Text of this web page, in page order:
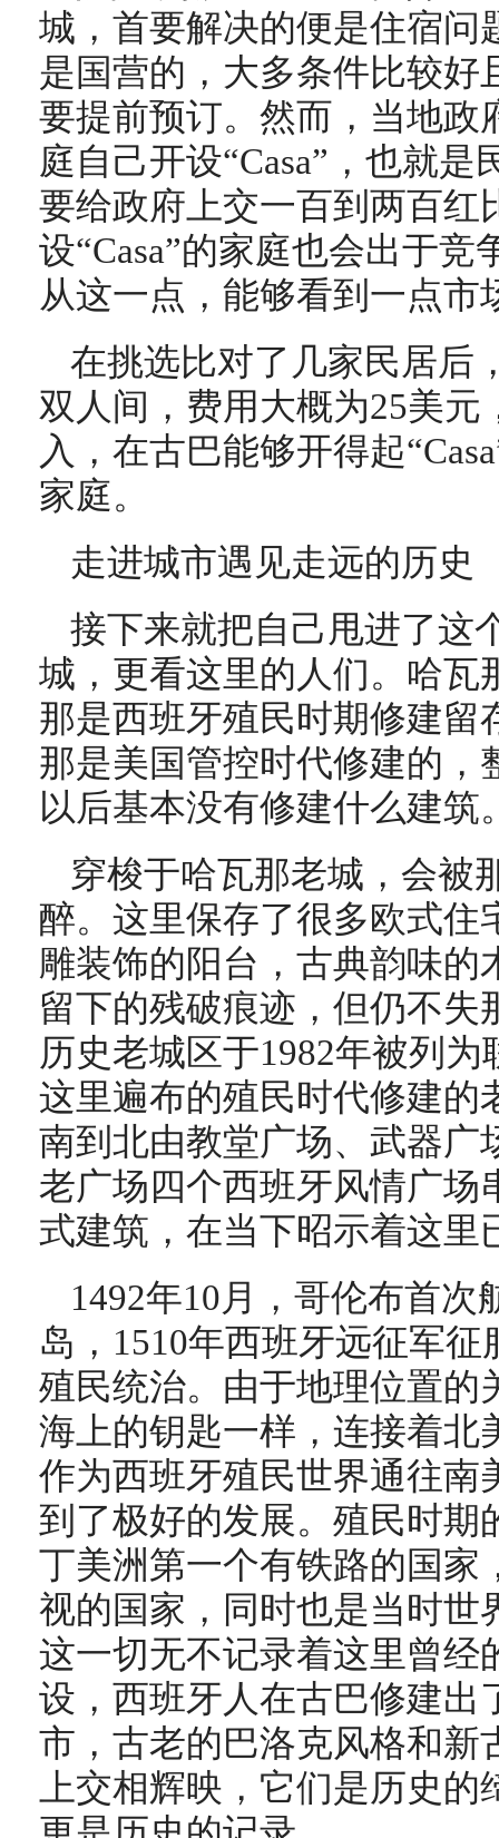
城，首要解决的便是住宿问
是国营的，大多条件比较好
要提前预订。然而，当地政
庭自己开设“Casa”，也就
要给政府上交一百到两百红
设“Casa”的家庭也会出于
从这一点，能够看到一点市
在挑选比对了几家民居后
双人间，费用大概为25美
入，在古巴能够开得起
家庭。
走进城市遇见走远的历史
接下来就把自己甩进了这
城，更看这里的人们。哈瓦
那是西班牙殖民时期修建留
那是美国管控时代修建的，
以后基本没有修建什么建筑
穿梭于哈瓦那老城，会被
醉。这里保存了很多欧式住
雕装饰的阳台，古典韵味的
留下的残破痕迹，但仍不失
历史老城区于1982年被列
这里遍布的殖民时代修建的
南到北由教堂广场、武器广
老广场四个西班牙风情广场
式建筑，在当下昭示着这里
1492年10月，哥伦布首
岛，1510年西班牙远征军
殖民统治。由于地理位置的
海上的钥匙一样，连接着北
作为西班牙殖民世界通往南
到了极好的发展。殖民时期
丁美洲第一个有铁路的国家
视的国家，同时也是当时世
这一切无不记录着这里曾经
设，西班牙人在古巴修建出
市，古老的巴洛克风格和新
上交相辉映，它们是历史